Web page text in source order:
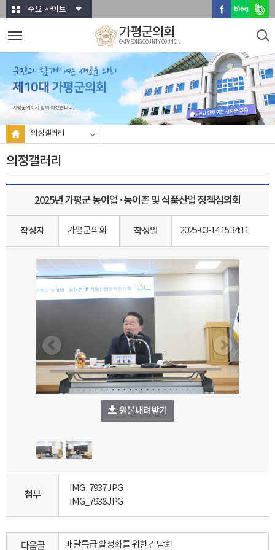
본문바로가기주요 사이트
가평군의회
GAPYEONG COUNTY COUNCIL
의정갤러리
의정갤러리
2025년 가평군 농어업 · 농어촌 및 식품산업 정책심의회
작성자 가평군의회 작성일 2025-03-14 15:34:11
원본내려받기
첨부
IMG_7937.JPG
IMG_7938.JPG
다음글 배달특급 활성화를 위한 간담회